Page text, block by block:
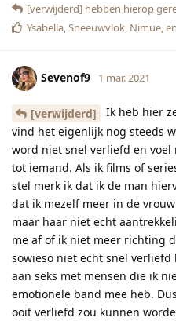
[verwijderd] hebben hierop
Ysabella,Sneeuwvlok, Nimue, en
Sevenof9 1 mar. 2021
[verwijderd]
Ik heb hier
vind het eigenlijk nog steeds
word niet snel verliefd en voel
tot iemand. Als ik films of
stel merk ik dat ik de man
dat ik mezelf meer in de
maar haar niet echt
me af of ik niet meer richting
sowieso niet echt snel
aan seks met mensen die ik
emotionele band mee heb.
ooit verliefd zou kunnen